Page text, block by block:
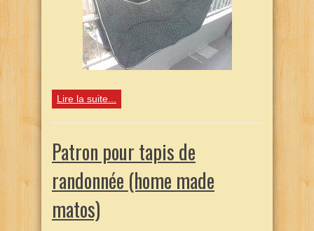
Lire la suite...
Patron pour tapis de
randonnée (home made
matos)